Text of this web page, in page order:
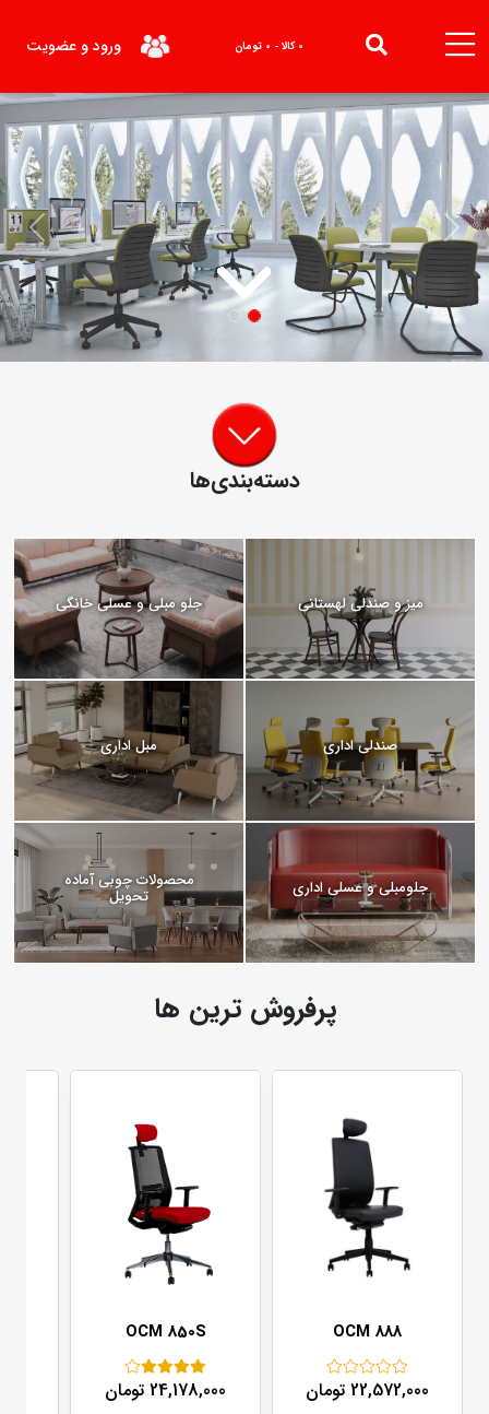
0 کالا - 0 تومان ورود و عضویت
Previous
Next
دسته‌بندی‌ها
میز و صندلی لهستانی جلو مبلی و عسلی خانگی
صندلی اداری مبل اداری
جلومبلی و عسلی اداری محصولات چوبی آماده
تحویل
پرفروش ترین ها
OCM 888
22,572,000 تومان
OCM 850S
24,178,000 تومان